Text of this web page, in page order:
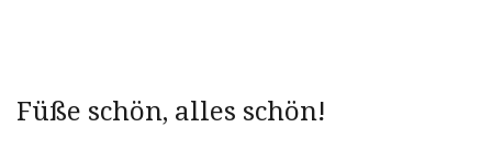
Füße schön, alles schön!